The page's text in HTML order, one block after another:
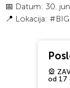
📅 Datum: 30.
📍 Lokacija:
🎡
od 17